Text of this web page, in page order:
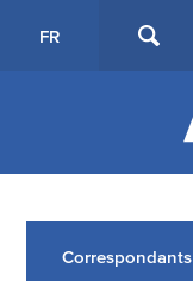
FR
Correspondants